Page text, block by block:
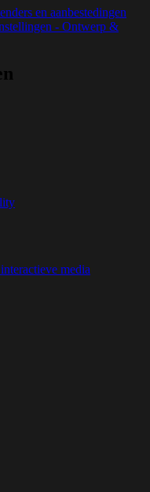
en aanbestedingen
- Ontwerp &
media